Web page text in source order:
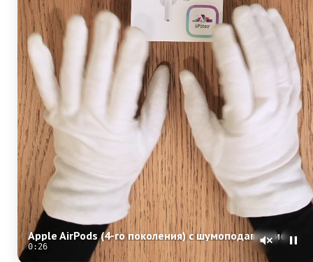
Apple AirPods (4-го поколения) с шумоподавлением ANC (MXP93)
0:24